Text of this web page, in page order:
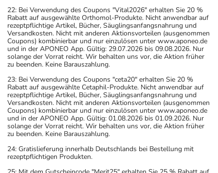
22: Bei Verwendung des Coupons "Vital2026" erhalten Sie 20 %
Rabatt auf ausgewählte Orthomol-Produkte. Nicht anwendbar auf
rezeptpflichtige Artikel, Bücher, Säuglingsanfangsnahrung und
Versandkosten. Nicht mit anderen Aktionsvorteilen (ausgenommen
Coupons) kombinierbar und nur einzulösen unter www.aponeo.de
und in der APONEO App. Gültig: 29.07.2026 bis 09.08.2026. Nur
solange der Vorrat reicht. Wir behalten uns vor, die Aktion früher
zu beenden. Keine Barauszahlung.
23: Bei Verwendung des Coupons "ceta20" erhalten Sie 20 %
Rabatt auf ausgewählte Cetaphil-Produkte. Nicht anwendbar auf
rezeptpflichtige Artikel, Bücher, Säuglingsanfangsnahrung und
Versandkosten. Nicht mit anderen Aktionsvorteilen (ausgenommen
Coupons) kombinierbar und nur einzulösen unter www.aponeo.de
und in der APONEO App. Gültig: 01.08.2026 bis 01.09.2026. Nur
solange der Vorrat reicht. Wir behalten uns vor, die Aktion früher
zu beenden. Keine Barauszahlung.
24: Gratislieferung innerhalb Deutschlands bei Bestellung mit
rezeptpflichtigen Produkten.